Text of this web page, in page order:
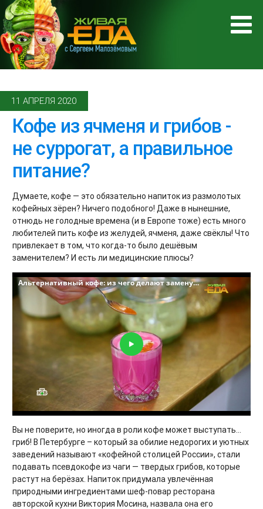
11 АПРЕЛЯ 2020
Кофе из ячменя и грибов -
не суррогат, а правильное
питание?
Думаете, кофе — это обязательно напиток из размолотых
кофейных зёрен? Ничего подобного! Даже в нынешние,
отнюдь не голодные времена (и в Европе тоже) есть много
любителей пить кофе из желудей, ячменя, даже свёклы! Что
привлекает в том, что когда-то было дешёвым
заменителем? И есть ли медицинские плюсы?
Вы не поверите, но иногда в роли кофе может выступать...
гриб! В Петербурге – который за обилие недорогих и уютных
заведений называют «кофейной столицей России», стали
подавать псевдокофе из чаги — твердых грибов, которые
растут на берёзах. Напиток придумала увлечённая
природными ингредиентами шеф-повар ресторана
авторской кухни Виктория Мосина, назвала она его